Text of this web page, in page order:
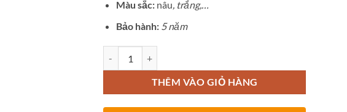
Màu sắc:nâu, trắng,…
Bảo hành: 5 năm
THÊM VÀO GIỎ HÀNG